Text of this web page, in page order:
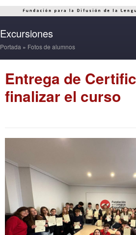
Excursiones
Portada » Fotos de alumnos
Entrega de
finalizar el curso